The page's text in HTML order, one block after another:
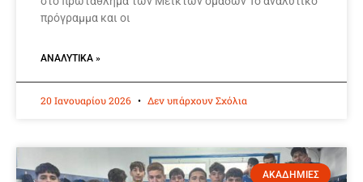
πρόγραμμα και οι
ΑΝΑΛΥΤΙΚΆ »
20 Ιανουαρίου 2026 Δεν υπάρχουν Σχόλια
ΑΚΑΔΗΜΙΕΣ